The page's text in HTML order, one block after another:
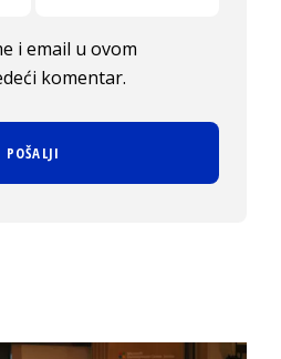
i email u ovom
komentar.